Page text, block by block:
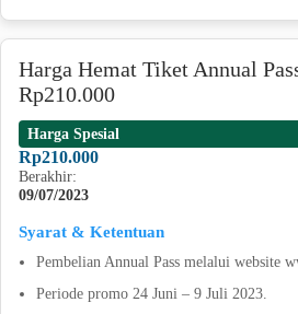
Harga Hemat Tiket Annual
Rp210.000
Harga Spesial
Rp210.000
Berakhir:
09/07/2023
Syarat & Ketentuan
Pembelian Annual Pass melalui website
Periode promo 24 Juni – 9 Juli 2023.